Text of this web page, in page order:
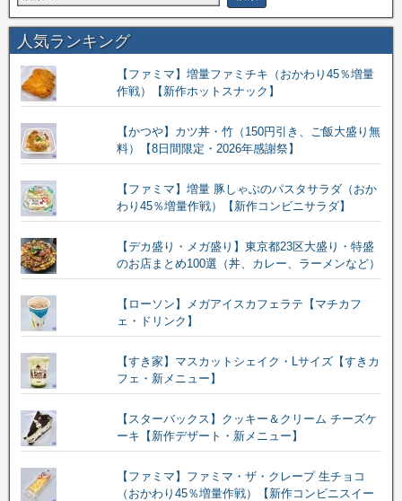
人気ランキング
【ファミマ】増量ファミチキ（おかわり45％増量
作戦）【新作ホットスナック】
【かつや】カツ丼・竹（150円引き、ご飯大盛り無
料）【8日間限定・2026年感謝祭】
【ファミマ】増量 豚しゃぶのパスタサラダ（おか
わり45％増量作戦）【新作コンビニサラダ】
【デカ盛り・メガ盛り】東京都23区大盛り・特盛
のお店まとめ100選（丼、カレー、ラーメンなど）
【ローソン】メガアイスカフェラテ【マチカフ
ェ・ドリンク】
【すき家】マスカットシェイク・Lサイズ【すきカ
フェ・新メニュー】
【スターバックス】クッキー＆クリーム チーズケ
ーキ【新作デザート・新メニュー】
【ファミマ】ファミマ・ザ・クレープ 生チョコ
（おかわり45％増量作戦）【新作コンビニスイー